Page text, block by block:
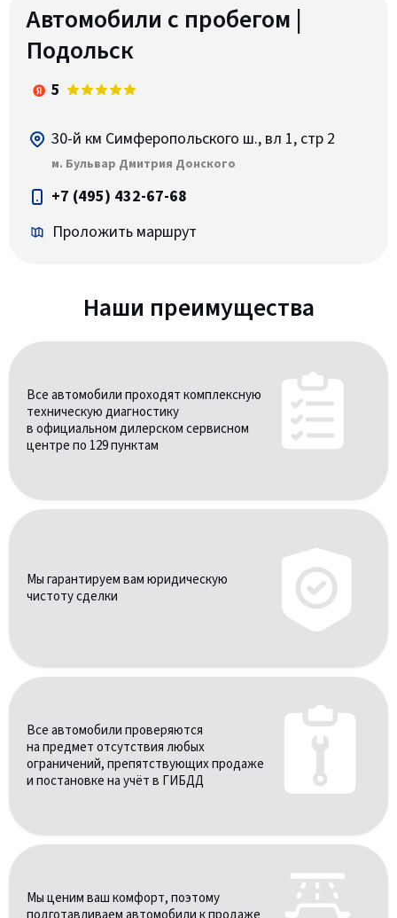
Автомобили с пробегом |
Подольск
5
30-й км Симферопольского ш., вл 1, стр 2
м. Бульвар Дмитрия Донского
+7 (495) 432-67-68
Проложить маршрут
Наши преимущества
Все автомобили проходят комплексную
техническую диагностику
в официальном дилерском сервисном
центре по 129 пунктам
Мы гарантируем вам юридическую
чистоту сделки
Все автомобили проверяются
на предмет отсутствия любых
ограничений, препятствующих продаже
и постановке на учёт в ГИБДД
Мы ценим ваш комфорт, поэтому